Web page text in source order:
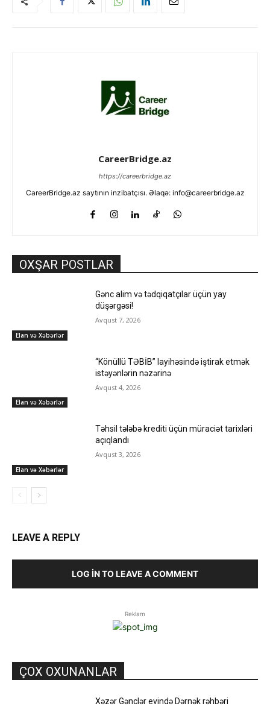
CareerBridge.az
https://careerbridge.az
CareerBridge.az saytının inzibatçısı. Əlaqə: info@careerbridge.az
OXŞAR POSTLAR
Elan və Xəbərlər
Gənc alim və tədqiqatçılar üçün yay
düşərgəsi!
Avqust 7, 2026
Elan və Xəbərlər
“Könüllü TƏBİB” layihəsində iştirak etmək
istəyənlərin nəzərinə
Avqust 4, 2026
Elan və Xəbərlər
Təhsil tələbə krediti üçün müraciət tarixləri
açıqlandı
Avqust 3, 2026
LEAVE A REPLY
LOG IN TO LEAVE A COMMENT
Reklam
ÇOX OXUNANLAR
Xəzər Gənclər evində Dərnək rəhbəri